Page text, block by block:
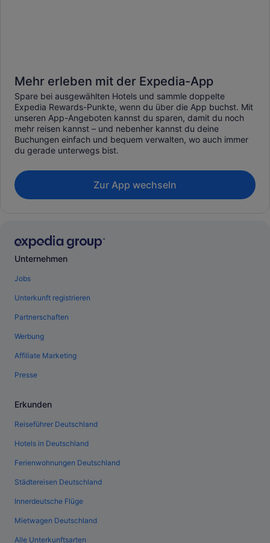
Mehr erleben mit der Expedia-App
Spare bei ausgewählten Hotels und sammle doppelte
Expedia Rewards-Punkte, wenn du über die App buchst. Mit
unseren App-Angeboten kannst du sparen, damit du noch
mehr reisen kannst – und nebenher kannst du deine
Buchungen einfach und bequem verwalten, wo auch immer
du gerade unterwegs bist.
Zur App wechseln
Unternehmen
Jobs
Unterkunft registrieren
Partnerschaften
Werbung
Affiliate Marketing
Presse
Erkunden
Reiseführer Deutschland
Hotels in Deutschland
Ferienwohnungen Deutschland
Städtereisen Deutschland
Innerdeutsche Flüge
Mietwagen Deutschland
Alle Unterkunftsarten